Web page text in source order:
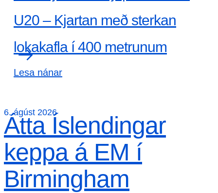
U20 – Kjartan með sterkan
lokakafla í 400 metrunum
Lesa nánar
6. ágúst 2026
Átta Íslendingar
keppa á EM í
Birmingham